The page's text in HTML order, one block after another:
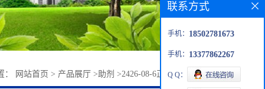
： 网站首页 > 产品展厅 >助剂 >2426-08-6正丁基缩水甘油醚
联系方式
手机： 18502781673
手机： 13377862267
Q Q：